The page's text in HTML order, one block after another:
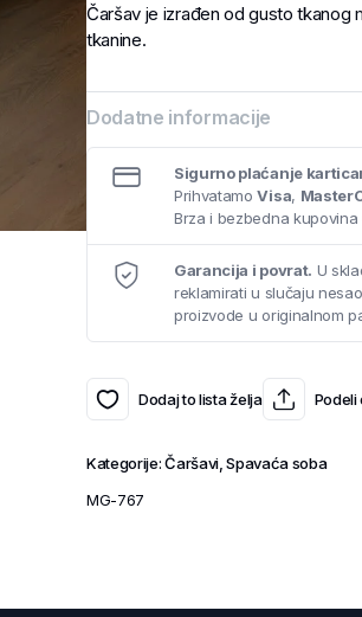
Čaršav je izrađen od gusto tkanog
tkanine.
Dodatne informacije
Sigurno plaćanje
PrihvatamoVisa,
Brza i bezbedna
Garancija i povrat. U
reklamirati u slučaju
proizvode u originalnom
Dodaj to lista želja Podeli
Kategorije:Čaršavi,Spavaća soba
MG-767